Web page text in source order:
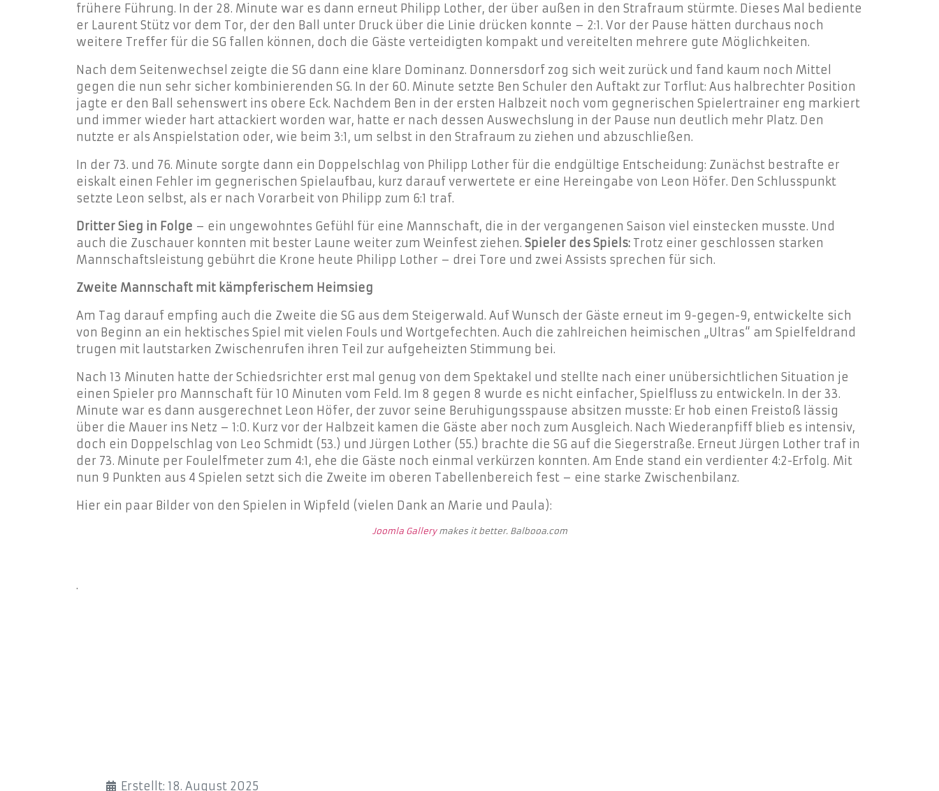
frühere Führung. In der 28. Minute war es dann erneut Philipp Lother, der über außen in den Strafraum stürmte. Dieses Mal bediente
er Laurent Stütz vor dem Tor, der den Ball unter Druck über die Linie drücken konnte – 2:1. Vor der Pause hätten durchaus noch
weitere Treffer für die SG fallen können, doch die Gäste verteidigten kompakt und vereitelten mehrere gute Möglichkeiten.
Nach dem Seitenwechsel zeigte die SG dann eine klare Dominanz. Donnersdorf zog sich weit zurück und fand kaum noch Mittel
gegen die nun sehr sicher kombinierenden SG. In der 60. Minute setzte Ben Schuler den Auftakt zur Torflut: Aus halbrechter Position
jagte er den Ball sehenswert ins obere Eck. Nachdem Ben in der ersten Halbzeit noch vom gegnerischen Spielertrainer eng markiert
und immer wieder hart attackiert worden war, hatte er nach dessen Auswechslung in der Pause nun deutlich mehr Platz. Den
nutzte er als Anspielstation oder, wie beim 3:1, um selbst in den Strafraum zu ziehen und abzuschließen.
In der 73. und 76. Minute sorgte dann ein Doppelschlag von Philipp Lother für die endgültige Entscheidung: Zunächst bestrafte er
eiskalt einen Fehler im gegnerischen Spielaufbau, kurz darauf verwertete er eine Hereingabe von Leon Höfer. Den Schlusspunkt
setzte Leon selbst, als er nach Vorarbeit von Philipp zum 6:1 traf.
Dritter Sieg in Folge – ein ungewohntes Gefühl für eine Mannschaft, die in der vergangenen Saison viel einstecken musste. Und
auch die Zuschauer konnten mit bester Laune weiter zum Weinfest ziehen. Spieler des Spiels: Trotz einer geschlossen starken
Mannschaftsleistung gebührt die Krone heute Philipp Lother – drei Tore und zwei Assists sprechen für sich.
Zweite Mannschaft mit kämpferischem Heimsieg
Am Tag darauf empfing auch die Zweite die SG aus dem Steigerwald. Auf Wunsch der Gäste erneut im 9-gegen-9, entwickelte sich
von Beginn an ein hektisches Spiel mit vielen Fouls und Wortgefechten. Auch die zahlreichen heimischen „Ultras“ am Spielfeldrand
trugen mit lautstarken Zwischenrufen ihren Teil zur aufgeheizten Stimmung bei.
Nach 13 Minuten hatte der Schiedsrichter erst mal genug von dem Spektakel und stellte nach einer unübersichtlichen Situation je
einen Spieler pro Mannschaft für 10 Minuten vom Feld. Im 8 gegen 8 wurde es nicht einfacher, Spielfluss zu entwickeln. In der 33.
Minute war es dann ausgerechnet Leon Höfer, der zuvor seine Beruhigungsspause absitzen musste: Er hob einen Freistoß lässig
über die Mauer ins Netz – 1:0. Kurz vor der Halbzeit kamen die Gäste aber noch zum Ausgleich. Nach Wiederanpfiff blieb es intensiv,
doch ein Doppelschlag von Leo Schmidt (53.) und Jürgen Lother (55.) brachte die SG auf die Siegerstraße. Erneut Jürgen Lother traf in
der 73. Minute per Foulelfmeter zum 4:1, ehe die Gäste noch einmal verkürzen konnten. Am Ende stand ein verdienter 4:2-Erfolg. Mit
nun 9 Punkten aus 4 Spielen setzt sich die Zweite im oberen Tabellenbereich fest – eine starke Zwischenbilanz.
Hier ein paar Bilder von den Spielen in Wipfeld (vielen Dank an Marie und Paula):
Joomla Gallerymakes it better. Balbooa.com
.
Details Erstellt: 18. August 2025